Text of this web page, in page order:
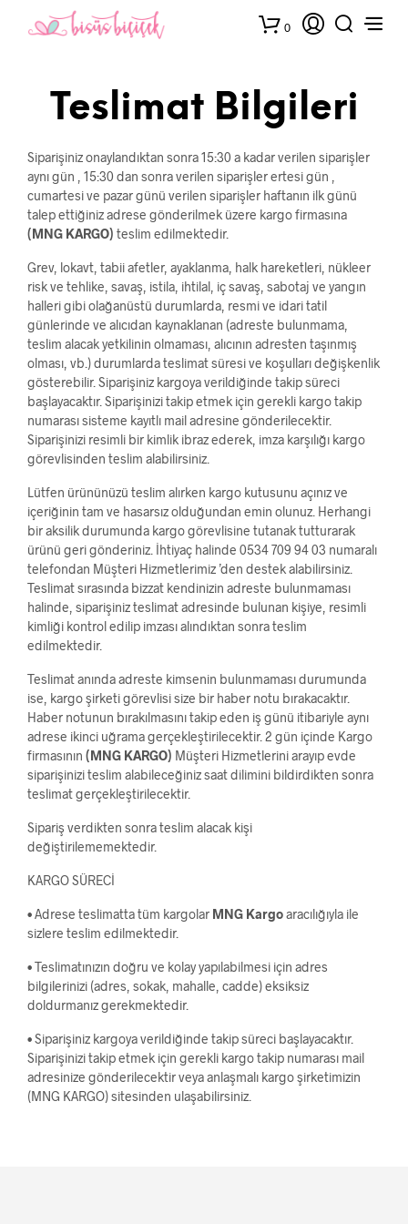
0
Teslimat Bilgileri
Siparişiniz onaylandıktan sonra 15:30 a kadar verilen siparişler
aynı gün , 15:30 dan sonra verilen siparişler ertesi gün ,
cumartesi ve pazar günü verilen siparişler haftanın ilk günü
talep ettiğiniz adrese gönderilmek üzere kargo firmasına
(MNG KARGO) teslim edilmektedir.
Grev, lokavt, tabii afetler, ayaklanma, halk hareketleri, nükleer
risk ve tehlike, savaş, istila, ihtilal, iç savaş, sabotaj ve yangın
halleri gibi olağanüstü durumlarda, resmi ve idari tatil
günlerinde ve alıcıdan kaynaklanan (adreste bulunmama,
teslim alacak yetkilinin olmaması, alıcının adresten taşınmış
olması, vb.) durumlarda teslimat süresi ve koşulları değişkenlik
gösterebilir. Siparişiniz kargoya verildiğinde takip süreci
başlayacaktır. Siparişinizi takip etmek için gerekli kargo takip
numarası sisteme kayıtlı mail adresine gönderilecektir.
Siparişinizi resimli bir kimlik ibraz ederek, imza karşılığı kargo
görevlisinden teslim alabilirsiniz.
Lütfen ürününüzü teslim alırken kargo kutusunu açınız ve
içeriğinin tam ve hasarsız olduğundan emin olunuz. Herhangi
bir aksilik durumunda kargo görevlisine tutanak tutturarak
ürünü geri gönderiniz. İhtiyaç halinde 0534 709 94 03 numaralı
telefondan Müşteri Hizmetlerimiz ’den destek alabilirsiniz.
Teslimat sırasında bizzat kendinizin adreste bulunmaması
halinde, siparişiniz teslimat adresinde bulunan kişiye, resimli
kimliği kontrol edilip imzası alındıktan sonra teslim
edilmektedir.
Teslimat anında adreste kimsenin bulunmaması durumunda
ise, kargo şirketi görevlisi size bir haber notu bırakacaktır.
Haber notunun bırakılmasını takip eden iş günü itibariyle aynı
adrese ikinci uğrama gerçekleştirilecektir. 2 gün içinde Kargo
firmasının (MNG KARGO) Müşteri Hizmetlerini arayıp evde
siparişinizi teslim alabileceğiniz saat dilimini bildirdikten sonra
teslimat gerçekleştirilecektir.
Sipariş verdikten sonra teslim alacak kişi
değiştirilememektedir.
KARGO SÜRECİ
• Adrese teslimatta tüm kargolar MNG Kargoaracılığıyla ile
sizlere teslim edilmektedir.
• Teslimatınızın doğru ve kolay yapılabilmesi için adres
bilgilerinizi (adres, sokak, mahalle, cadde) eksiksiz
doldurmanız gerekmektedir.
• Siparişiniz kargoya verildiğinde takip süreci başlayacaktır.
Siparişinizi takip etmek için gerekli kargo takip numarası mail
adresinize gönderilecektir veya anlaşmalı kargo şirketimizin
(MNG KARGO) sitesinden ulaşabilirsiniz.